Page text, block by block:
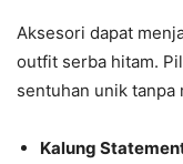
Aksesori dapat
outfit serba hitam.
sentuhan unik
Kalung